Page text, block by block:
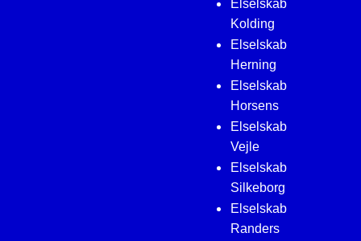
Elselskab
Kolding
Elselskab
Herning
Elselskab
Horsens
Elselskab
Vejle
Elselskab
Silkeborg
Elselskab
Randers